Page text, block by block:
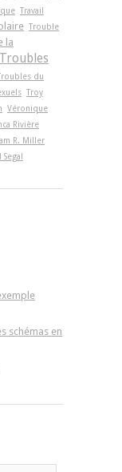
Travail
Trouble
la
Troubles
du
Troy
Véronique
Rivière
R. Miller
Segal
schémas en